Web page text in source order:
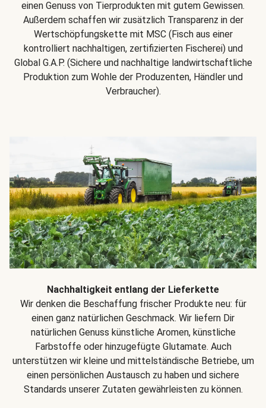
einen Genuss von Tierprodukten mit gutem Gewissen.
Außerdem schaffen wir zusätzlich Transparenz in der
Wertschöpfungskette mit MSC (Fisch aus einer
kontrolliert nachhaltigen, zertifizierten Fischerei) und
Global G.A.P. (Sichere und nachhaltige landwirtschaftliche
Produktion zum Wohle der Produzenten, Händler und
Verbraucher).
Nachhaltigkeit entlang der Lieferkette
Wir denken die Beschaffung frischer Produkte neu: für
einen ganz natürlichen Geschmack. Wir liefern Dir
natürlichen Genuss künstliche Aromen, künstliche
Farbstoffe oder hinzugefügte Glutamate. Auch
unterstützen wir kleine und mittelständische Betriebe, um
einen persönlichen Austausch zu haben und sichere
Standards unserer Zutaten gewährleisten zu können.